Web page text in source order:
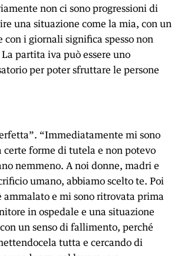
non ci sono progressioni di
una situazione come la mia, con un
i giornali significa spesso non
partita iva può essere uno
per poter sfruttare le persone
“Immediatamente mi sono
certe forme di tutela e non potevo
nemmeno. A noi donne, madri e
umano, abbiamo scelto te. Poi
ammalato e mi sono ritrovata prima
in ospedale e una situazione
un senso di fallimento, perché
tutta e cercando di